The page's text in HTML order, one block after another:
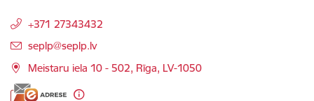
+371 27343432
E-pasts:
seplp@seplp.lv
Meistaru iela 10 - 502, Rīga, LV-1050